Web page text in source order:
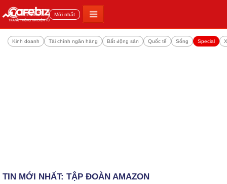
Đọc nhiều Mới nhất
Kinh doanh Tài chính ngân hàng Bất động sản Quốc tế Sống Special
TIN MỚI NHẤT: TẬP ĐOÀN AMAZON